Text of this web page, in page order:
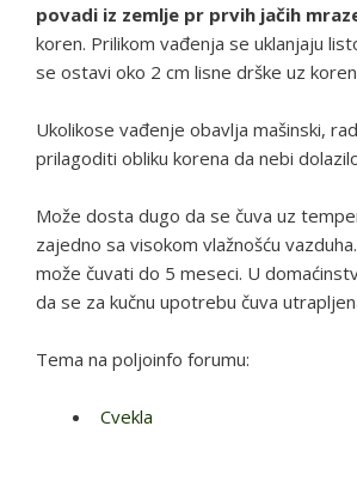
povadi iz zemlje pr prvih jačih
koren. Prilikom vađenja se uklanjaju
se ostavi oko 2 cm lisne drške uz
Ukolikose vađenje obavlja mašinski,
prilagoditi obliku korena da nebi
Može dosta dugo da se čuva uz
zajedno sa visokom vlažnošću
može čuvati do 5 meseci. U
da se za kučnu upotrebu čuva
Tema na poljoinfo forumu:
Cvekla